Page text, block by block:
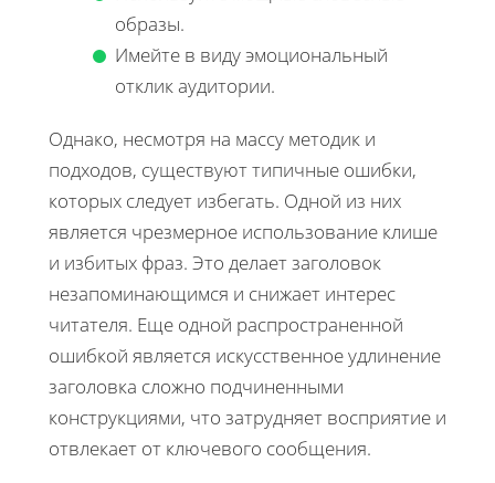
образы.
Имейте в виду эмоциональный
отклик аудитории.
Однако, несмотря на массу методик и
подходов, существуют типичные ошибки,
которых следует избегать. Одной из них
является чрезмерное использование клише
и избитых фраз. Это делает заголовок
незапоминающимся и снижает интерес
читателя. Еще одной распространенной
ошибкой является искусственное удлинение
заголовка сложно подчиненными
конструкциями, что затрудняет восприятие и
отвлекает от ключевого сообщения.